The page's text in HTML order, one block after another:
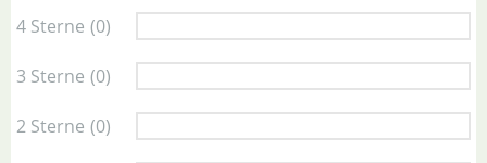
4 Sterne (0)
3 Sterne (0)
2 Sterne (0)